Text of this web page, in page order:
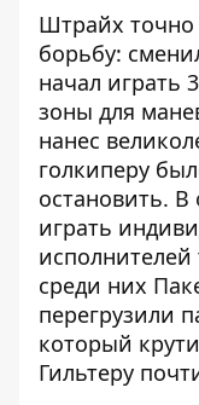
Штрайх точно
борьбу:
начал играть
зоны для
нанес
голкиперу
остановить. В
играть
исполнителей
среди них
перегрузили
который
Гильтеру